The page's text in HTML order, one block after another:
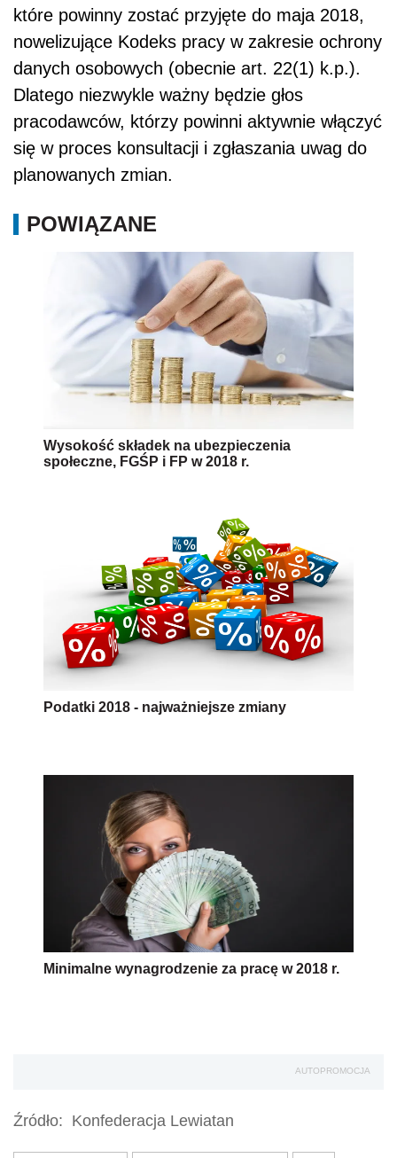
które powinny zostać przyjęte do maja 2018,
nowelizujące Kodeks pracy w zakresie ochrony
danych osobowych (obecnie art. 22(1) k.p.).
Dlatego niezwykle ważny będzie głos
pracodawców, którzy powinni aktywnie włączyć
się w proces konsultacji i zgłaszania uwag do
planowanych zmian.
POWIĄZANE
Wysokość składek na ubezpieczenia
społeczne, FGŚP i FP w 2018 r.
Podatki 2018 - najważniejsze zmiany
Minimalne wynagrodzenie za pracę w 2018 r.
AUTOPROMOCJA
Źródło: Konfederacja Lewiatan